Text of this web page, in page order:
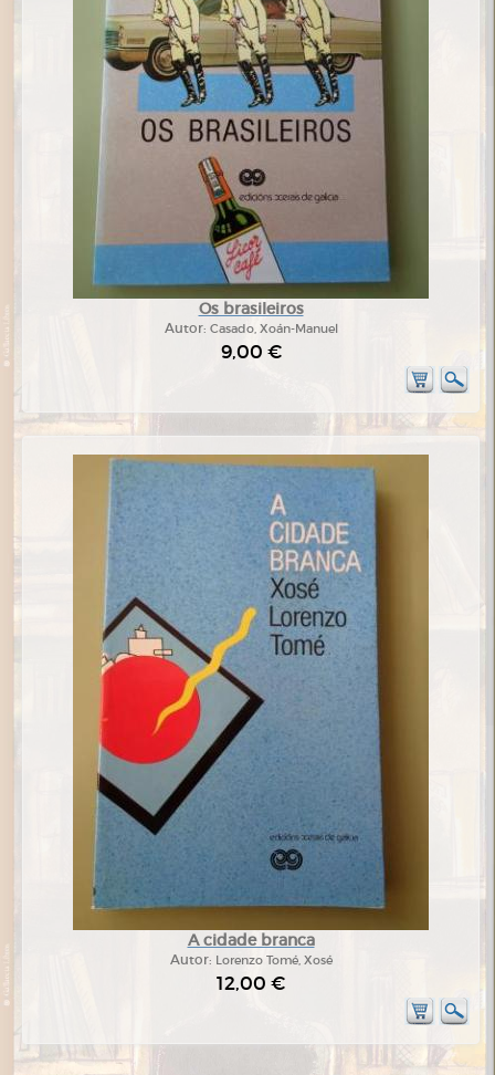
Os brasileiros
Autor: Casado, Xoán-Manuel
9,00 €
A cidade branca
Autor: Lorenzo Tomé, Xosé
12,00 €